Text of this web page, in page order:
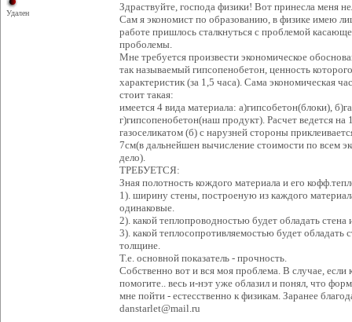
Удален
Здраствуйте, господа физики! Вот принесла меня
Сам я экономист по образованию, в физике имею
работе пришлось сталкнуться с проблемой
проболемы.
Мне требуется произвести экономическое
так называемый гипсопенобетон, ценность
характеристик (за 1,5 часа). Сама экономическая
стоит такая:
имеется 4 вида материала: а)гипсобетон(блоки),
г)гипсопенобетон(наш продукт). Расчет ведется
газоселикатом (б) с нарузней стороны
7см(в дальнейшен вычисление стоимости по всем
дело).
ТРЕБУЕТСЯ:
Зная полотность кождого материала и его
1). ширину стены, построеную из каждого
одинаковые.
2). какой теплопроводностью будет обладать
3). какой теплосопротивляемостью будет обладать
толщине.
Т.е. основной показатель - прочность.
Собственно вот и вся моя проблема. В случае,
помогите.. весь и-нэт уже облазил и понял, что
мне пойти - естесственно к физикам. Заранее
danstarlet@mail.ru